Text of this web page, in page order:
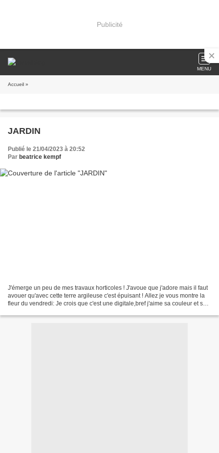
Publicité
MENU
Accueil »
JARDIN
Publié le 21/04/2023 à 20:52
Par beatrice kempf
J'émerge un peu de mes travaux horticoles ! J'avoue que j'adore mais il faut
avouer qu'avec cette terre argileuse c'est épuisant ! Allez je vous montre la
fleur du vendredi: Je crois que c'est une digitale,bref j'aime sa couleur et son